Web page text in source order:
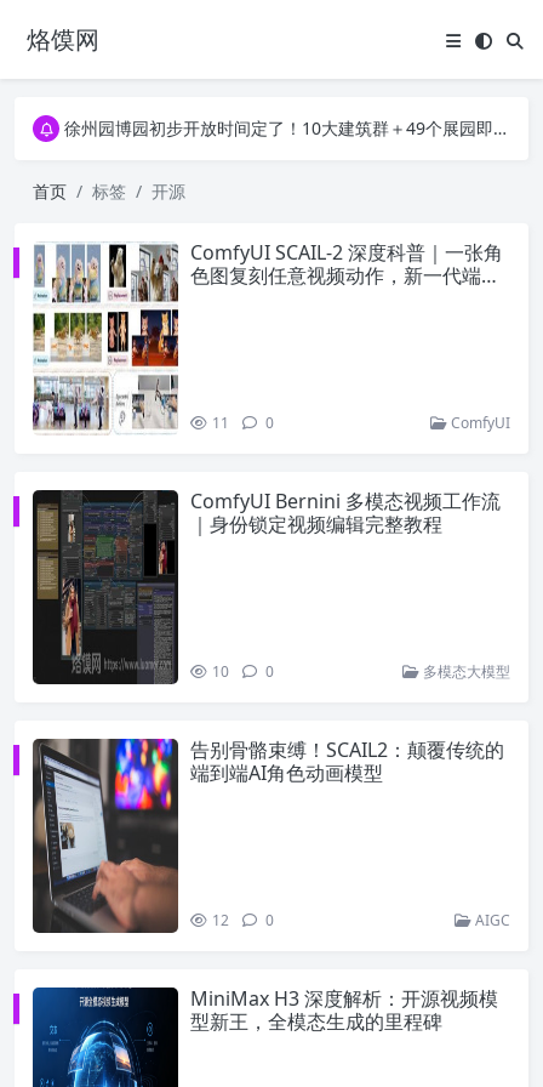
烙馍网16796个OpenClaw Skills合集下载｜总2.7G，压缩后仅738M，覆盖全场景技能
徐州园博园初步开放时间定了！10大建筑群＋49个展园即将亮相！
徐州园博园初步开放时间定了！10大建筑群＋49个展园即将亮相！
首页 标签 开源
ComfyUI SCAIL-2 深度科普｜一张角
色图复刻任意视频动作，新一代端到
11 0 ComfyUI
ComfyUI Bernini 多模态视频工作流
｜身份锁定视频编辑完整教程
10 0 多模态大模型
告别骨骼束缚！SCAIL2：颠覆传统的
端到端AI角色动画模型
12 0 AIGC
MiniMax H3 深度解析：开源视频模
型新王，全模态生成的里程碑